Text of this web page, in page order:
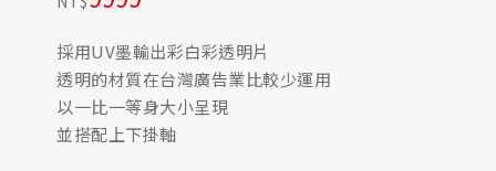
採用UV墨輸出彩白彩透明片
透明的材質在台灣廣告業比較少運用
以一比一等身大小呈現
並搭配上下掛軸